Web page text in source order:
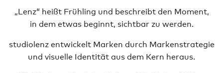
„Lenz“ heißt Frühling und beschreibt den Moment,
in dem etwas beginnt, sichtbar zu werden.
studiolenz entwickelt Marken durch Markenstrategie
und visuelle Identität aus dem Kern heraus.